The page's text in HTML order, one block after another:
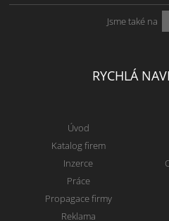
Jsme také na
RYCHLÁ
Úvod
Katalog firem
Inzerce
Práce
Propagace firmy
Reklama